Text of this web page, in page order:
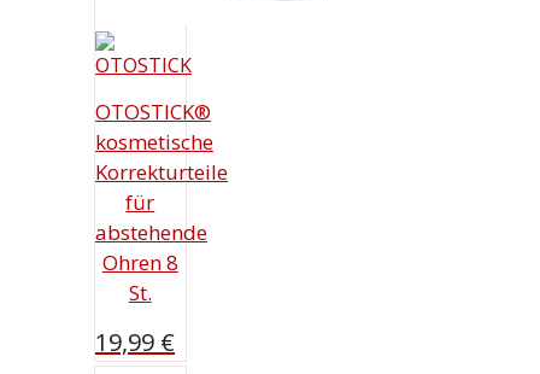
OTOSTICK®
kosmetische
Korrekturteile
für
abstehende
Ohren 8
St.
19,99 €